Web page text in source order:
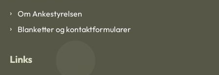
Om Ankestyrelsen
Blanketter og kontaktformularer
Links